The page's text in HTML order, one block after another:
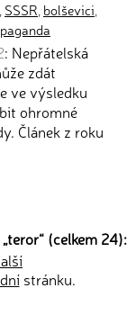
, SSSR, bolševici,
: Nepřátelská
zdát
ve výsledku
ohromné
Článek z roku
teror“ (celkem 24):
stránku.